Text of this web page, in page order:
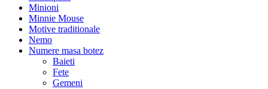
Minioni
Minnie Mouse
Motive traditionale
Nemo
Numere masa botez
Baieti
Fete
Gemeni